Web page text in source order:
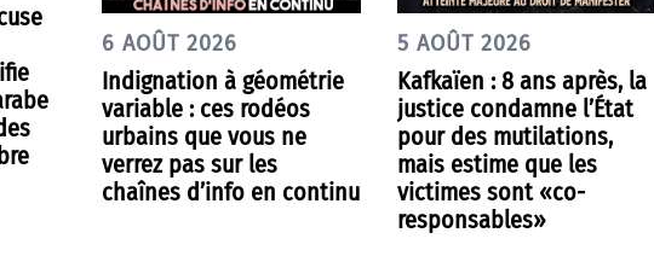
6 AOÛT 2026
Indignation à géométrie
variable : ces rodéos
urbains que vous ne
verrez pas sur les
chaînes d’info en continu
5 AOÛT 2026
Kafkaïen : 8 ans après, la
justice condamne l’État
pour des mutilations,
mais estime que les
victimes sont «co-
responsables»